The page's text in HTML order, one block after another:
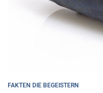
FAKTEN DIE BEGEISTERN